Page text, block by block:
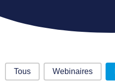
Selection
Tous Webinaires